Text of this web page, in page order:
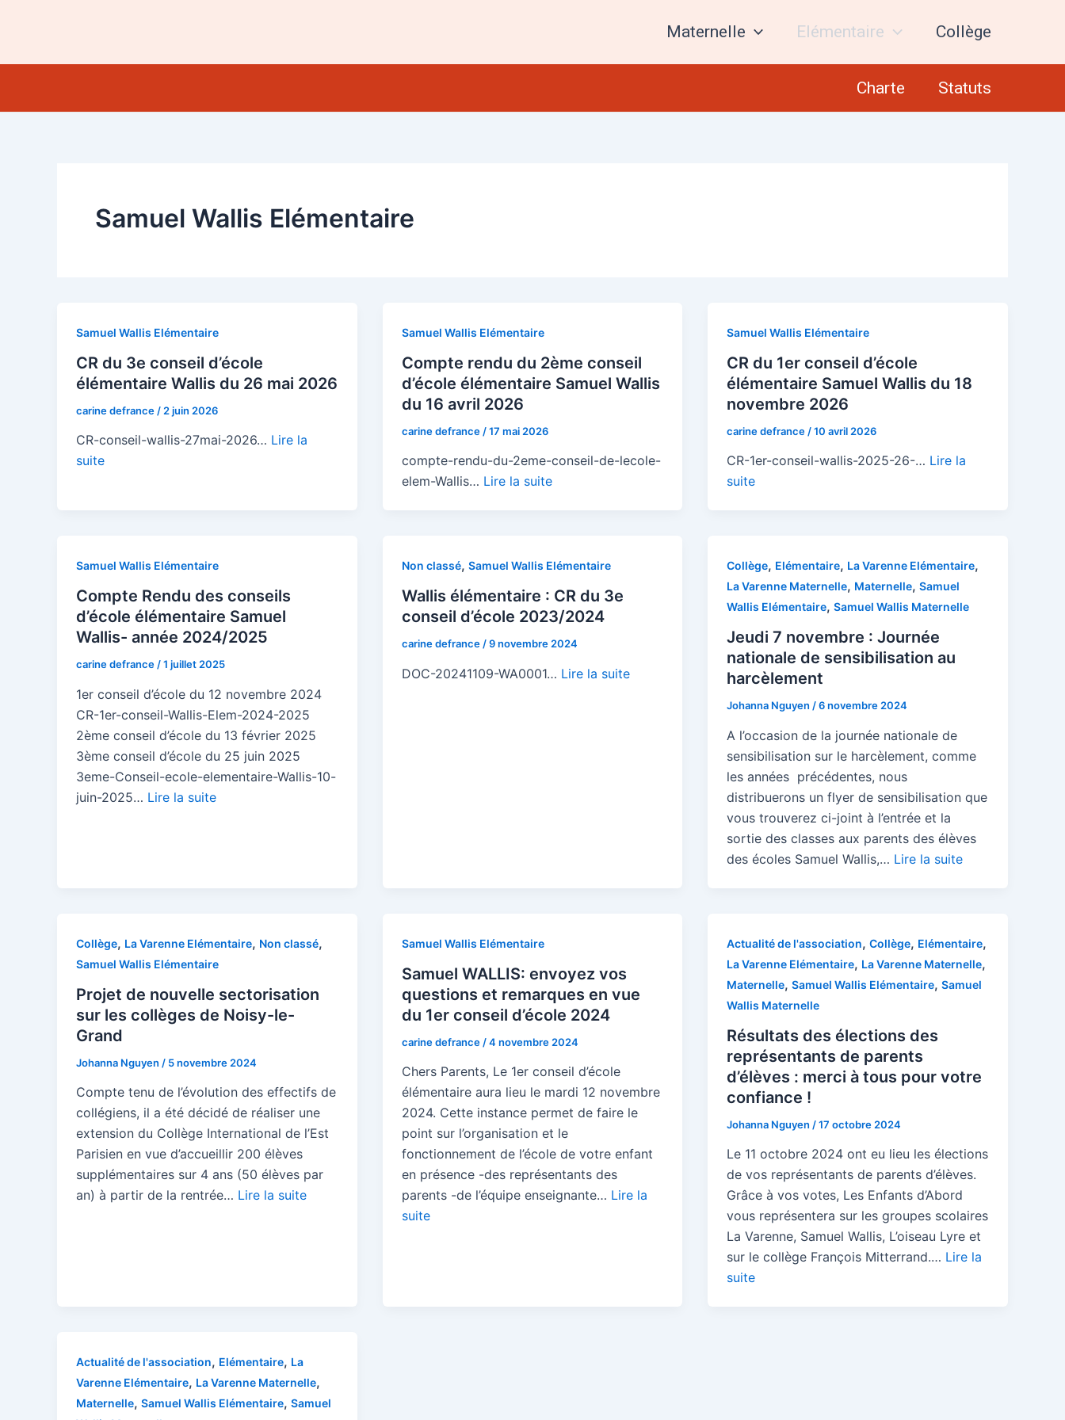
Maternelle Elémentaire Collège
Charte Statuts
Samuel Wallis Elémentaire
Samuel Wallis Elémentaire
CR du 3e conseil d’école
élémentaire Wallis du 26 mai 2026
carine defrance / 2 juin 2026
CR-conseil-wallis-27mai-2026… Lire la
suite
Samuel Wallis Elémentaire
Compte rendu du 2ème conseil
d’école élémentaire Samuel Wallis
du 16 avril 2026
carine defrance /17 mai 2026
compte-rendu-du-2eme-conseil-de-lecole-
elem-Wallis… Lire la suite
Samuel Wallis Elémentaire
CR du 1er conseil d’école
élémentaire Samuel Wallis du 18
novembre 2026
carine defrance /10 avril 2026
CR-1er-conseil-wallis-2025-26-… Lire la
suite
Samuel Wallis Elémentaire
Compte Rendu des conseils
d’école élémentaire Samuel
Wallis- année 2024/2025
carine defrance /1 juillet 2025
1er conseil d’école du 12 novembre 2024
CR-1er-conseil-Wallis-Elem-2024-2025
2ème conseil d’école du 13 février 2025
3ème conseil d’école du 25 juin 2025
3eme-Conseil-ecole-elementaire-Wallis-10-
juin-2025… Lire la suite
Non classé, Samuel Wallis Elémentaire
Wallis élémentaire : CR du 3e
conseil d’école 2023/2024
carine defrance /9 novembre 2024
DOC-20241109-WA0001… Lire la suite
Collège, Elémentaire, La Varenne Elémentaire,
La Varenne Maternelle, Maternelle,Samuel
Wallis Elémentaire,Samuel Wallis Maternelle
Jeudi 7 novembre : Journée
nationale de sensibilisation au
harcèlement
Johanna Nguyen /6 novembre 2024
A l’occasion de la journée nationale de
sensibilisation sur le harcèlement, comme
les années précédentes, nous
distribuerons un flyer de sensibilisation que
vous trouverez ci-joint à l’entrée et la
sortie des classes aux parents des élèves
des écoles Samuel Wallis,… Lire la suite
Collège, La Varenne Elémentaire, Non classé,
Samuel Wallis Elémentaire
Projet de nouvelle sectorisation
sur les collèges de Noisy-le-
Grand
Johanna Nguyen / 5 novembre 2024
Compte tenu de l’évolution des effectifs de
collégiens, il a été décidé de réaliser une
extension du Collège International de l’Est
Parisien en vue d’accueillir 200 élèves
supplémentaires sur 4 ans (50 élèves par
an) à partir de la rentrée… Lire la suite
Samuel Wallis Elémentaire
Samuel WALLIS: envoyez vos
questions et remarques en vue
du 1er conseil d’école 2024
carine defrance /4 novembre 2024
Chers Parents, Le 1er conseil d’école
élémentaire aura lieu le mardi 12 novembre
2024. Cette instance permet de faire le
point sur l’organisation et le
fonctionnement de l’école de votre enfant
en présence -des représentants des
parents -de l’équipe enseignante… Lire la
suite
Actualité de l'association,Collège, Elémentaire,
La Varenne Elémentaire, La Varenne Maternelle,
Maternelle,Samuel Wallis Elémentaire,Samuel
Wallis Maternelle
Résultats des élections des
représentants de parents
d’élèves : merci à tous pour votre
confiance !
Johanna Nguyen /17 octobre 2024
Le 11 octobre 2024 ont eu lieu les élections
de vos représentants de parents d’élèves.
Grâce à vos votes, Les Enfants d’Abord
vous représentera sur les groupes scolaires
La Varenne, Samuel Wallis, L’oiseau Lyre et
sur le collège François Mitterrand.… Lire la
suite
Actualité de l'association, Elémentaire, La
Varenne Elémentaire, La Varenne Maternelle,
Maternelle, Samuel Wallis Elémentaire, Samuel